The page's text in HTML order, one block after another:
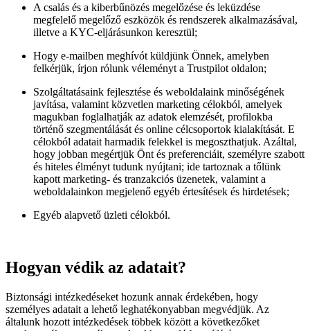
A csalás és a kiberbűnözés megelőzése és leküzdése
megfelelő megelőző eszközök és rendszerek alkalmazásával,
illetve a KYC-eljárásunkon keresztül;
Hogy e-mailben meghívót küldjünk Önnek, amelyben
felkérjük, írjon rólunk véleményt a Trustpilot oldalon;
Szolgáltatásaink fejlesztése és weboldalaink minőségének
javítása, valamint közvetlen marketing célokból, amelyek
magukban foglalhatják az adatok elemzését, profilokba
történő szegmentálását és online célcsoportok kialakítását. E
célokból adatait harmadik felekkel is megoszthatjuk. Azáltal,
hogy jobban megértjük Önt és preferenciáit, személyre szabott
és hiteles élményt tudunk nyújtani; ide tartoznak a tőlünk
kapott marketing- és tranzakciós üzenetek, valamint a
weboldalainkon megjelenő egyéb értesítések és hirdetések;
Egyéb alapvető üzleti célokból.
Hogyan védik az adatait?
Biztonsági intézkedéseket hozunk annak érdekében, hogy
személyes adatait a lehető leghatékonyabban megvédjük. Az
általunk hozott intézkedések többek között a következőket